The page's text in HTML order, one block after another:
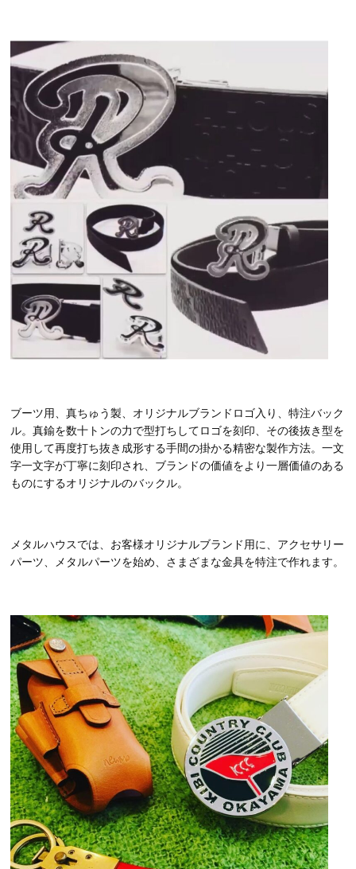
ブーツ用、真ちゅう製、オリジナルブランドロゴ入り、特注バック
ル。真鍮を数十トンの力で型打ちしてロゴを刻印、その後抜き型を
使用して再度打ち抜き成形する手間の掛かる精密な製作方法。一文
字一文字が丁寧に刻印され、ブランドの価値をより一層価値のある
ものにするオリジナルのバックル。
メタルハウスでは、お客様オリジナルブランド用に、アクセサリー
パーツ、メタルパーツを始め、さまざまな金具を特注で作れます。